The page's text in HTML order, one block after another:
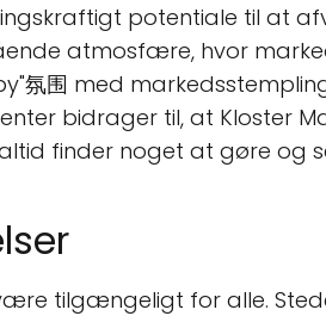
potentiale til at
atmosfære, hvor
氛围 med
bidrager til, at Kloster
finder noget at gøre og
tilgængeligt for alle.